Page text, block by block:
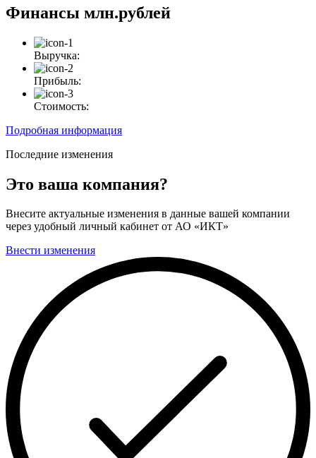
Финансы млн.рублей
Выручка:
Прибыль:
Стоимость:
Подробная информация
Последние изменения
Это ваша компания?
Внесите актуальные изменения в данные вашей компании
через удобный личный кабинет от АО «ИКТ»
Внести изменения